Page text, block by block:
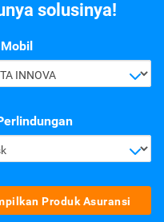
solusinya!
INNOVA
Tampilkan Produk Asuransi